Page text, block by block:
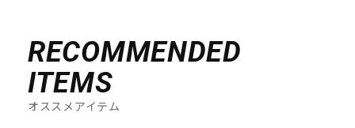
RECOMMENDED
ITEMS
オススメアイテム